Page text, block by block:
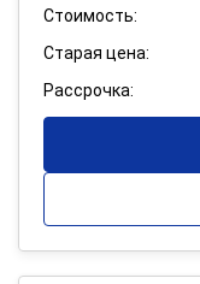
Стоимость:
Старая цена:
Рассрочка: